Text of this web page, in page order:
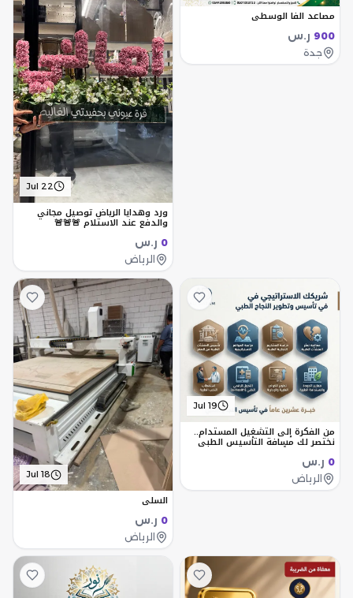
مصاعد الفا الوسطي
900 ر.س
جدة
Jul 22
ورد وهدايا الرياض توصيل مجاني
والدفع عند الاستلام 🚨🚨🚨
0 ر.س
الرياض
Jul 19
من الفكرة إلى التشغيل المستدام..
نختصر لك مسافة التأسيس الطبي
بخبرة 20 عاماً
0 ر.س
الرياض Jul 18
السلي
0 ر.س
الرياض